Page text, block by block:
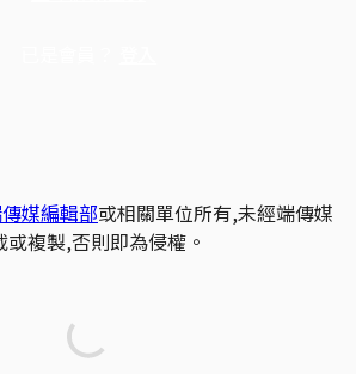
媒編輯部或相關單位所有,未經端傳媒
複製,否則即為侵權。